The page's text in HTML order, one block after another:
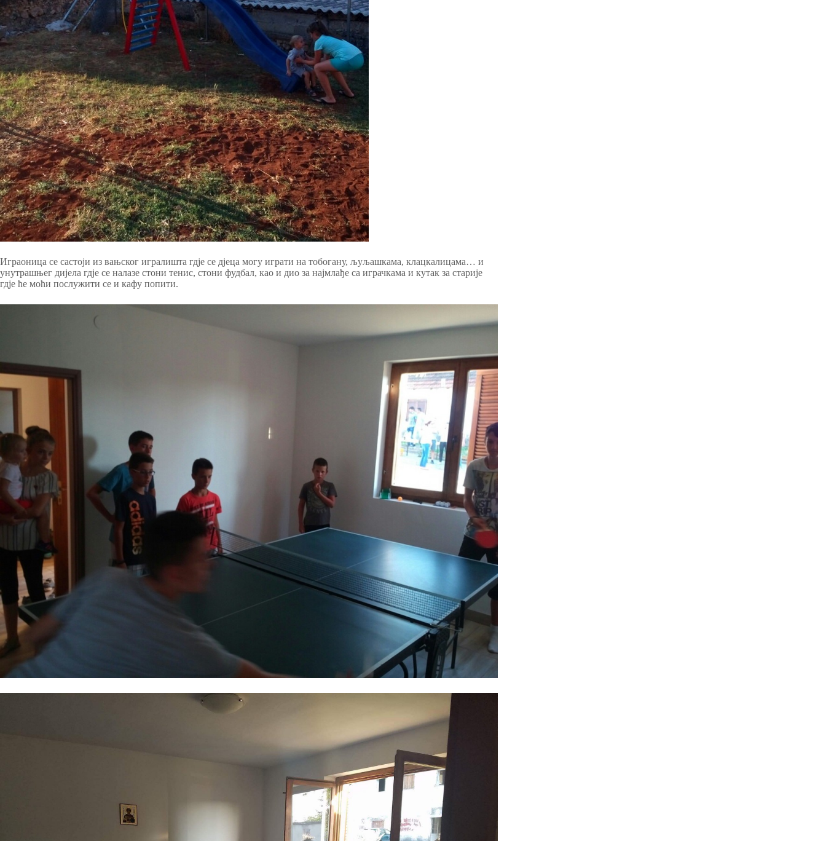
Играоница се састоји из вањског игралишта гдје се дјеца могу играти на тобогану, љуљашкама, клацкалицама… и
унутрашњег дијела гдје се налазе стони тенис, стони фудбал, као и дио за најмлађе са играчкама и кутак за старије
гдје ће моћи послужити се и кафу попити.